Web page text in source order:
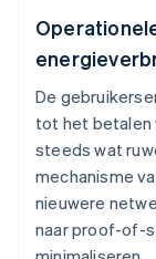
De
tot het betalen
steeds wat
mechanisme
nieuwere
naar proof-of-